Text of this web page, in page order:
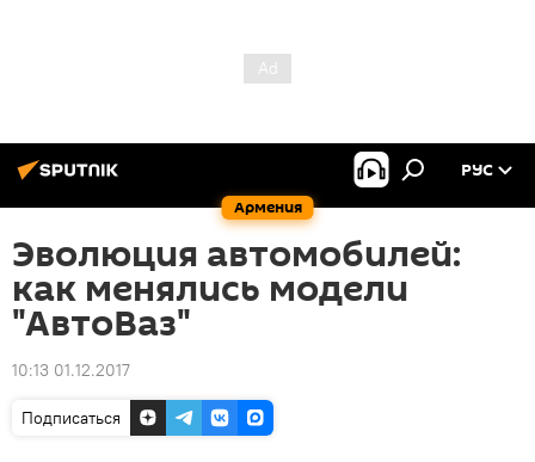
Армения
РУС
Эволюция автомобилей:
как менялись модели
"АвтоВаз"
10:13 01.12.2017
Подписаться